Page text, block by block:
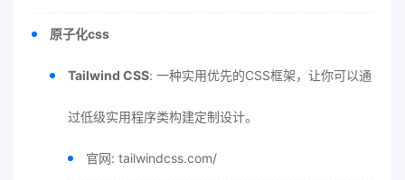
原子化css
Tailwind CSS: 一种实用优先的CSS框架，让你可以通
过低级实用程序类构建定制设计。
官网: tailwindcss.com/